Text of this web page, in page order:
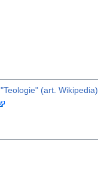
"Teologie" (art. Wikipedia)